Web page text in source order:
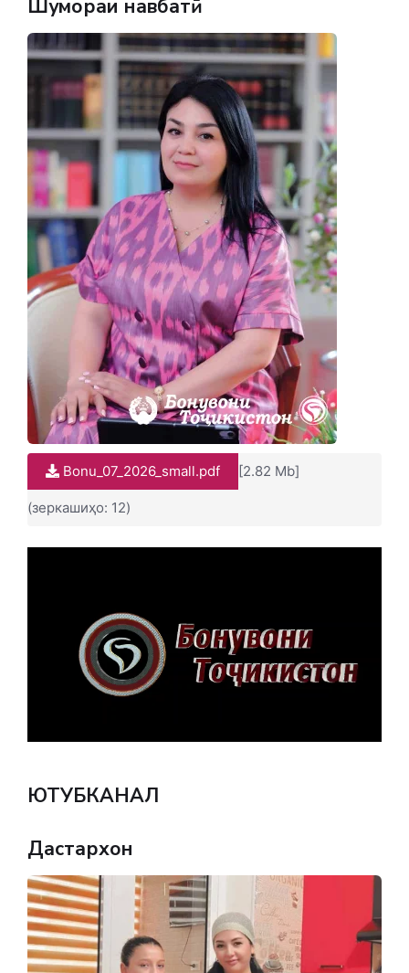
Шумораи навбатӣ
Bonu_07_2026_small.pdf [2.82 Mb]
(зеркашиҳо: 12)
ЮТУБКАНАЛ
Дастархон